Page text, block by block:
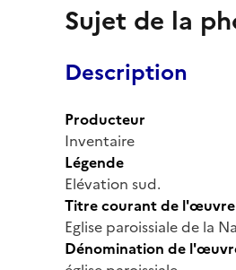
Sujet de la
Description
Producteur
Inventaire
Légende
Elévation sud.
Titre courant de l'œuvre
Eglise paroissiale de la
Dénomination de